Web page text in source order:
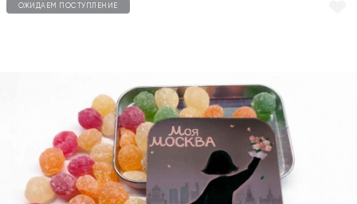
ОЖИДАЕМ ПОСТУПЛЕНИЕ